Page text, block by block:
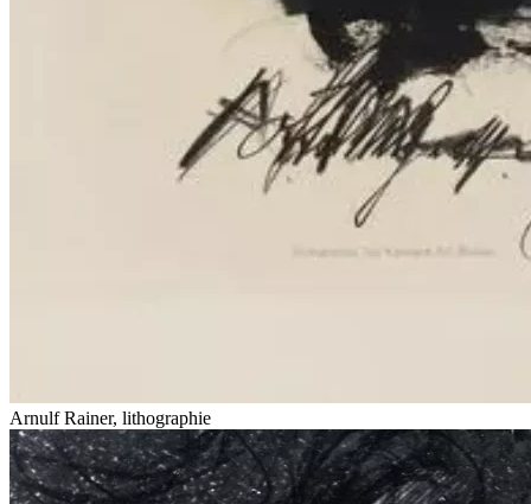
Arnulf Rainer, lithographie